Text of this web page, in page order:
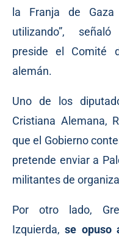
la Franja de
utilizando”, señaló
preside el Comité
alemán.
Uno de los
Cristiana Alemana,
que el Gobierno
pretende enviar a
militantes de
Por otro lado,
Izquierda,se opuso